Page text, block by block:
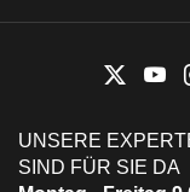
UNSERE
SIND FÜR SIE DA